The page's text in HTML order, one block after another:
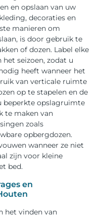
en opslaan van uw
decoraties en
manieren om
is door gebruik te
of dozen. Label elke
seizoen, zodat u
heeft wanneer het
van verticale ruimte
op te stapelen en de
beperkte opslagruimte
te maken van
zoals
opbergdozen.
wanneer ze niet
zijn voor kleine
bed.
en
het vinden van